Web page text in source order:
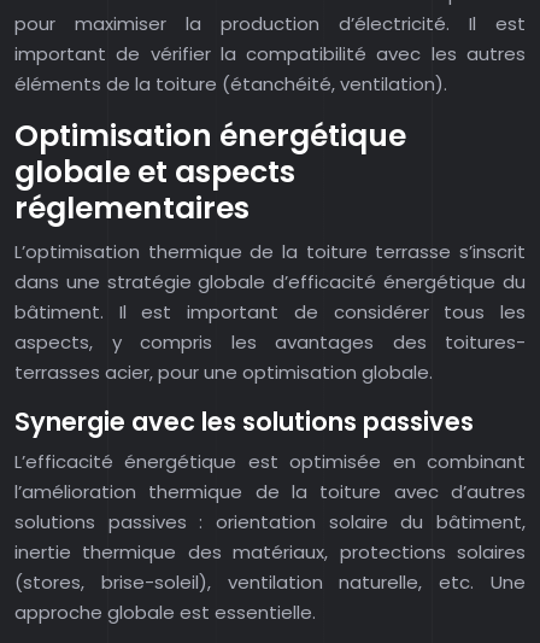
pour maximiser la production d’électricité. Il est
important de vérifier la compatibilité avec les autres
éléments de la toiture (étanchéité, ventilation).
Optimisation énergétique
globale et aspects
réglementaires
L’optimisation thermique de la toiture terrasse s’inscrit
dans une stratégie globale d’efficacité énergétique du
bâtiment. Il est important de considérer tous les
aspects, y compris les avantages des toitures-
terrasses acier, pour une optimisation globale.
Synergie avec les solutions passives
L’efficacité énergétique est optimisée en combinant
l’amélioration thermique de la toiture avec d’autres
solutions passives : orientation solaire du bâtiment,
inertie thermique des matériaux, protections solaires
(stores, brise-soleil), ventilation naturelle, etc. Une
approche globale est essentielle.